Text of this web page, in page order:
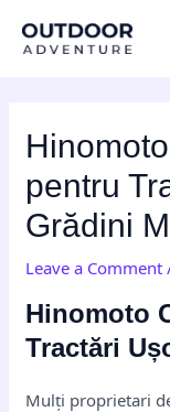
pentru
Grădini
Leave a Comment
Hinomoto
Tractări
Mulți proprietari
navigation